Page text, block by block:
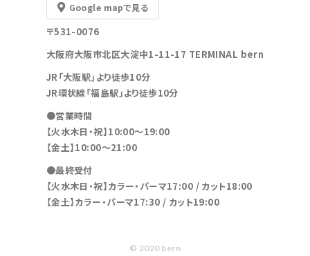
Google mapで見る
〒531-0076
大阪府大阪市北区大淀中1-11-17 TERMINAL bern
JR「大阪駅」より徒歩10分
JR環状線「福島駅」より徒歩10分
●営業時間
【火水木日・祝】10:00～19:00
【金土】10:00〜21:00
●最終受付
【火水木日・祝】カラー・パーマ17:00 / カット18:00
【金土】カラー・パーマ17:30 / カット19:00
© 2020 bern